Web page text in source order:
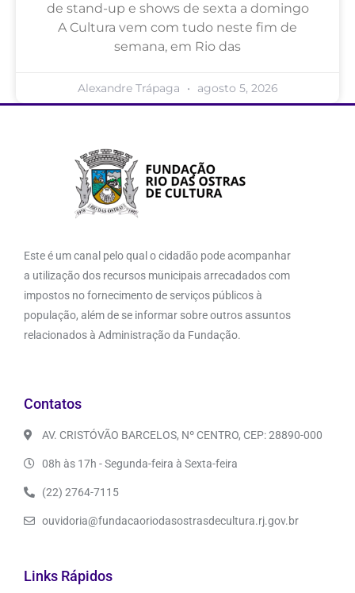
de stand-up e shows de sexta a domingo
A Cultura vem com tudo neste fim de
semana, em Rio das
Alexandre Trápaga agosto 5, 2026
Este é um canal pelo qual o cidadão pode acompanhar
a utilização dos recursos municipais arrecadados com
impostos no fornecimento de serviços públicos à
população, além de se informar sobre outros assuntos
relacionados à Administração da Fundação.
Contatos
AV. CRISTÓVÃO BARCELOS, Nº CENTRO, CEP: 28890-000
08h às 17h - Segunda-feira à Sexta-feira
(22) 2764-7115
ouvidoria@fundacaoriodasostrasdecultura.rj.gov.br
Links Rápidos